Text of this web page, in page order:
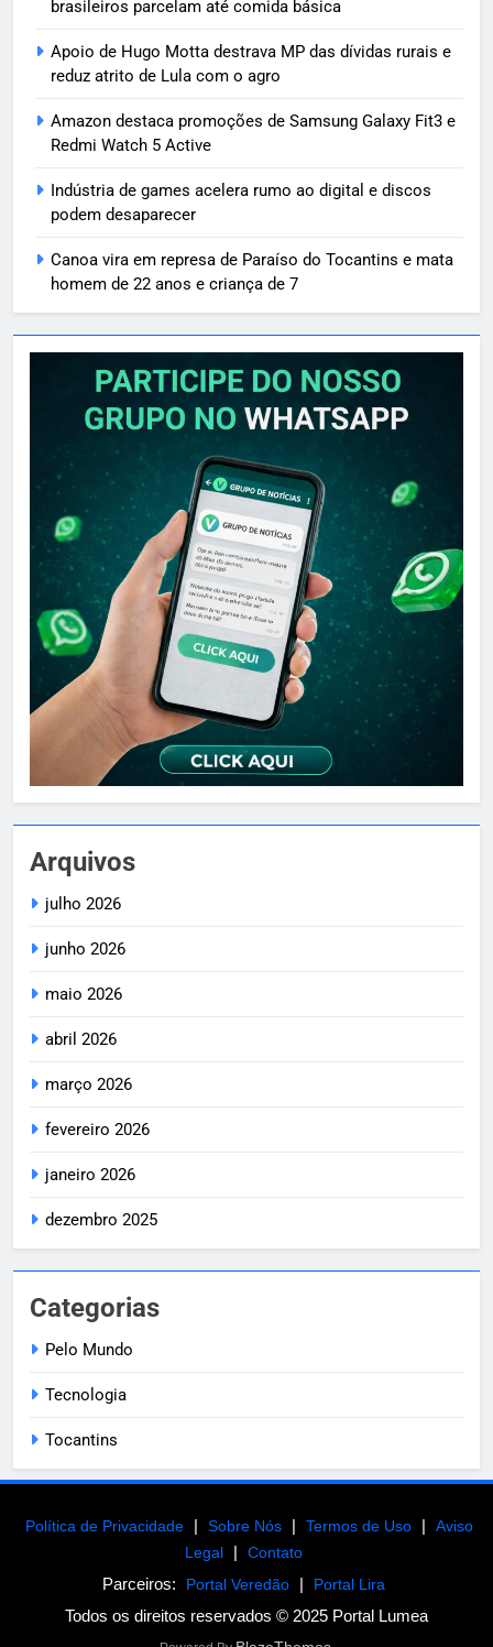
brasileiros parcelam até comida básica
Apoio de Hugo Motta destrava MP das dívidas rurais e
reduz atrito de Lula com o agro
Amazon destaca promoções de Samsung Galaxy Fit3 e
Redmi Watch 5 Active
Indústria de games acelera rumo ao digital e discos
podem desaparecer
Canoa vira em represa de Paraíso do Tocantins e mata
homem de 22 anos e criança de 7
Arquivos
julho 2026
junho 2026
maio 2026
abril 2026
março 2026
fevereiro 2026
janeiro 2026
dezembro 2025
Categorias
Pelo Mundo
Tecnologia
Tocantins
Política de Privacidade | Sobre Nós | Termos de Uso |
Aviso
Legal
| Contato
Parceiros: Portal Veredão | Portal Lira
Todos os direitos reservados © 2025 Portal Lumea